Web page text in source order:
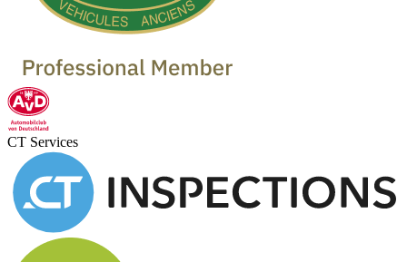
CT Services